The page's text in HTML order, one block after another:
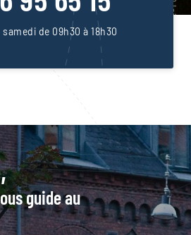
de 09h30 à 18h30
guide au